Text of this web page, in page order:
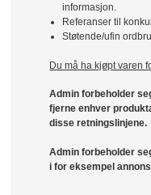
informasjon.
Referanser til
Støtende/ufin
Du må ha kjøpt varen
Admin forbeholder
fjerne enhver
disse retningslinjene.
Admin forbeholder
i for eksempel